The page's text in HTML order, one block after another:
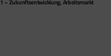
– Zukunftsentwicklung, Arbeitsmarkt